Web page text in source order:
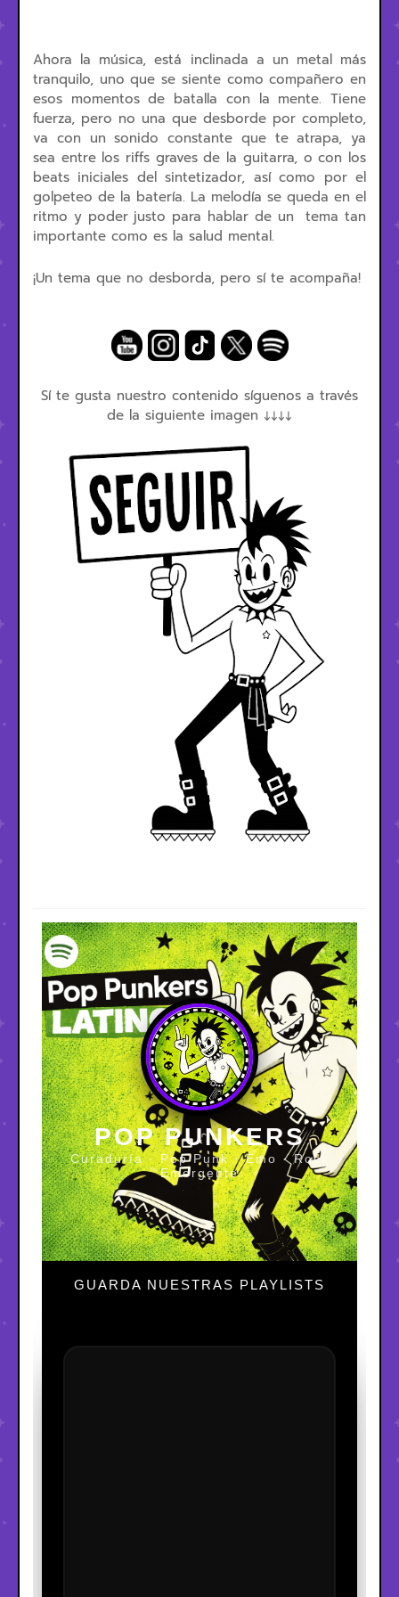
Ahora la música, está inclinada a un metal más
tranquilo, uno que se siente como compañero en
esos momentos de batalla con la mente. Tiene
fuerza, pero no una que desborde por completo,
va con un sonido constante que te atrapa, ya
sea entre los riffs graves de la guitarra, o con los
beats iniciales del sintetizador, así como por el
golpeteo de la batería. La melodía se queda en el
ritmo y poder justo para hablar de un tema tan
importante como es la salud mental.
¡Un tema que no desborda, pero sí te acompaña!
Sí te gusta nuestro contenido síguenos a través
de la siguiente imagen ↓↓↓↓
POP PUNKERS
Curaduría · Pop Punk · Emo · Rock
Emergente
GUARDA NUESTRAS PLAYLISTS